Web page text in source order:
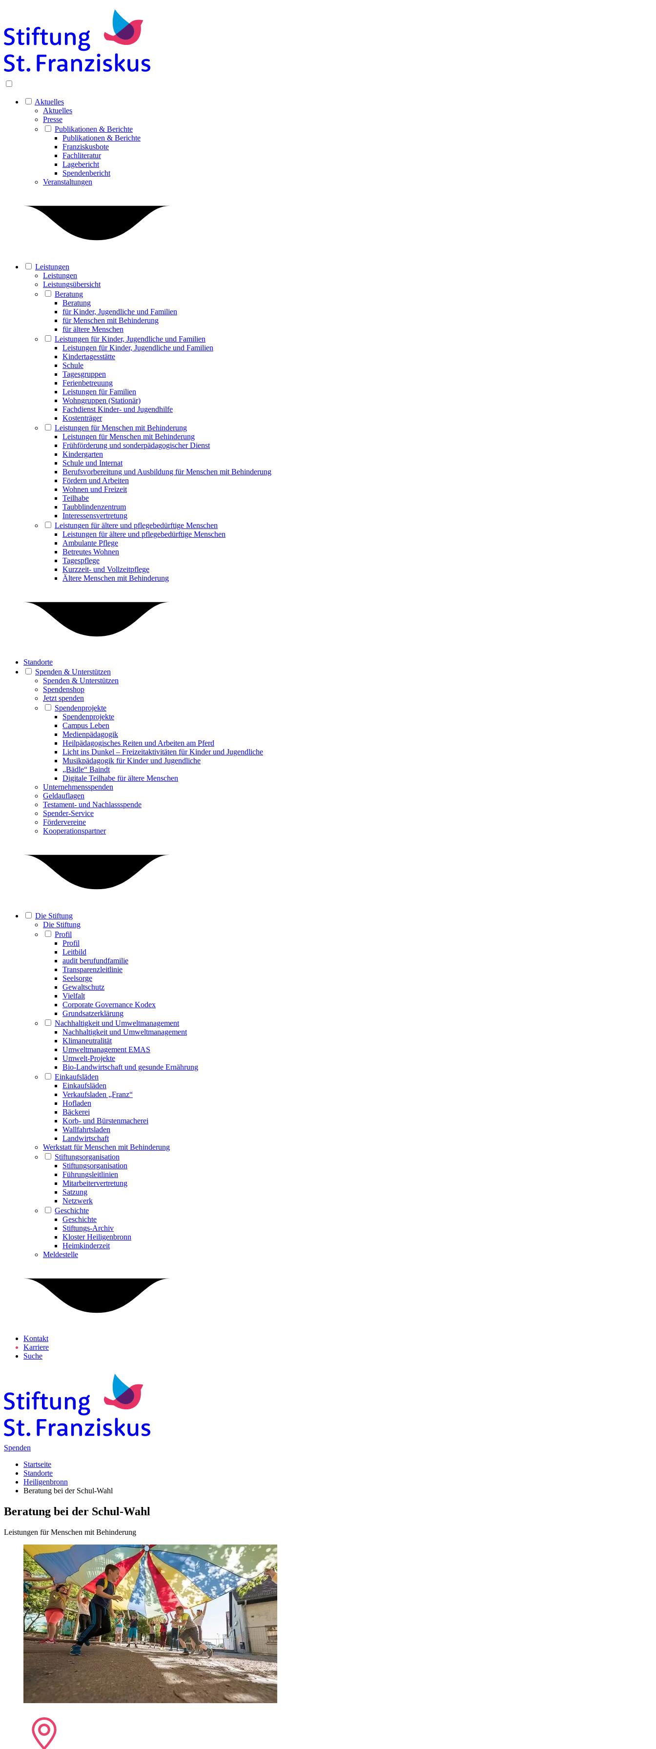
Aktuelles
Aktuelles
Presse
Publikationen & Berichte
Publikationen & Berichte
Franziskusbote
Fachliteratur
Lagebericht
Spendenbericht
Veranstaltungen
Leistungen
Leistungen
Leistungsübersicht
Beratung
Beratung
für Kinder, Jugendliche und Familien
für Menschen mit Behinderung
für ältere Menschen
Leistungen für Kinder, Jugendliche und Familien
Leistungen für Kinder, Jugendliche und Familien
Kindertagesstätte
Schule
Tagesgruppen
Ferienbetreuung
Leistungen für Familien
Wohngruppen (Stationär)
Fachdienst Kinder- und Jugendhilfe
Kostenträger
Leistungen für Menschen mit Behinderung
Leistungen für Menschen mit Behinderung
Frühförderung und sonderpädagogischer Dienst
Kindergarten
Schule und Internat
Berufsvorbereitung und Ausbildung für Menschen mit Behinderung
Fördern und Arbeiten
Wohnen und Freizeit
Teilhabe
Taubblindenzentrum
Interessensvertretung
Leistungen für ältere und pflegebedürftige Menschen
Leistungen für ältere und pflegebedürftige Menschen
Ambulante Pflege
Betreutes Wohnen
Tagespflege
Kurzzeit- und Vollzeitpflege
Ältere Menschen mit Behinderung
Standorte
Spenden & Unterstützen
Spenden & Unterstützen
Spendenshop
Jetzt spenden
Spendenprojekte
Spendenprojekte
Campus Leben
Medienpädagogik
Heilpädagogisches Reiten und Arbeiten am Pferd
Licht ins Dunkel – Freizeitaktivitäten für Kinder und Jugendliche
Musikpädagogik für Kinder und Jugendliche
„Bädle“ Baindt
Digitale Teilhabe für ältere Menschen
Unternehmensspenden
Geldauflagen
Testament- und Nachlassspende
Spender-Service
Fördervereine
Kooperationspartner
Die Stiftung
Die Stiftung
Profil
Profil
Leitbild
audit berufundfamilie
Transparenzleitlinie
Seelsorge
Gewaltschutz
Vielfalt
Corporate Governance Kodex
Grundsatzerklärung
Nachhaltigkeit und Umweltmanagement
Nachhaltigkeit und Umweltmanagement
Klimaneutralität
Umweltmanagement EMAS
Umwelt-Projekte
Bio-Landwirtschaft und gesunde Ernährung
Einkaufsläden
Einkaufsläden
Verkaufsladen „Franz“
Hofladen
Bäckerei
Korb- und Bürstenmacherei
Wallfahrtsladen
Landwirtschaft
Werkstatt für Menschen mit Behinderung
Stiftungsorganisation
Stiftungsorganisation
Führungsleitlinien
Mitarbeitervertretung
Satzung
Netzwerk
Geschichte
Geschichte
Stiftungs-Archiv
Kloster Heiligenbronn
Heimkinderzeit
Meldestelle
Kontakt
Karriere
Suche
Spenden
Startseite
Standorte
Heiligenbronn
Beratung bei der Schul-Wahl
Beratung bei der Schul-Wahl
Leistungen für Menschen mit Behinderung